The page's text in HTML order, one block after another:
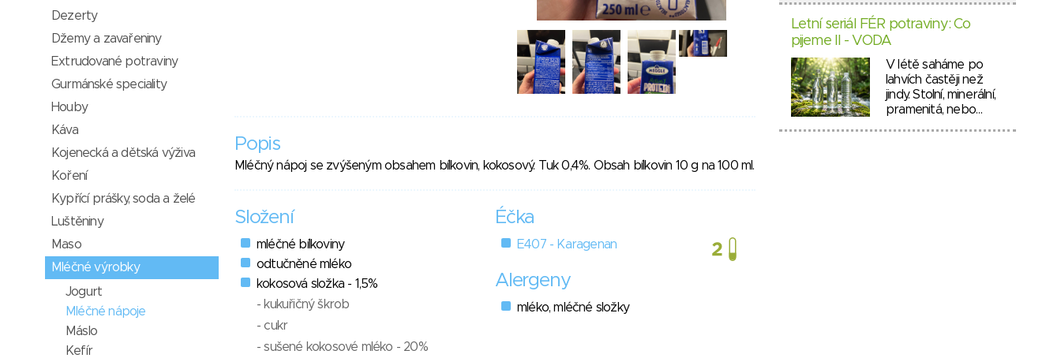
Popis
Mléčný nápoj se zvýšeným obsahem bílkovin, kokosový. Tuk 0,4%. Obsah bílkovin 10 g na 100 ml.
Složení
mléčné bílkoviny
odtučněné mléko
kokosová složka - 1,5%
- kukuřičný škrob
- cukr
- sušené kokosové mléko - 20%
Éčka
E407 - Karagenan
Alergeny
mléko, mléčné složky
Dezerty
Džemy a zavařeniny
Extrudované potraviny
Gurmánské speciality
Houby
Káva
Kojenecká a dětská výživa
Koření
Kypřící prášky, soda a želé
Luštěniny
Maso
Mléčné výrobky
Jogurt
Mléčné nápoje
Máslo
Kefír
Letní seriál FÉR potraviny: Co
pijeme II - VODA
V létě saháme po
lahvích častěji než
jindy. Stolní, minerální,
pramenitá, nebo…